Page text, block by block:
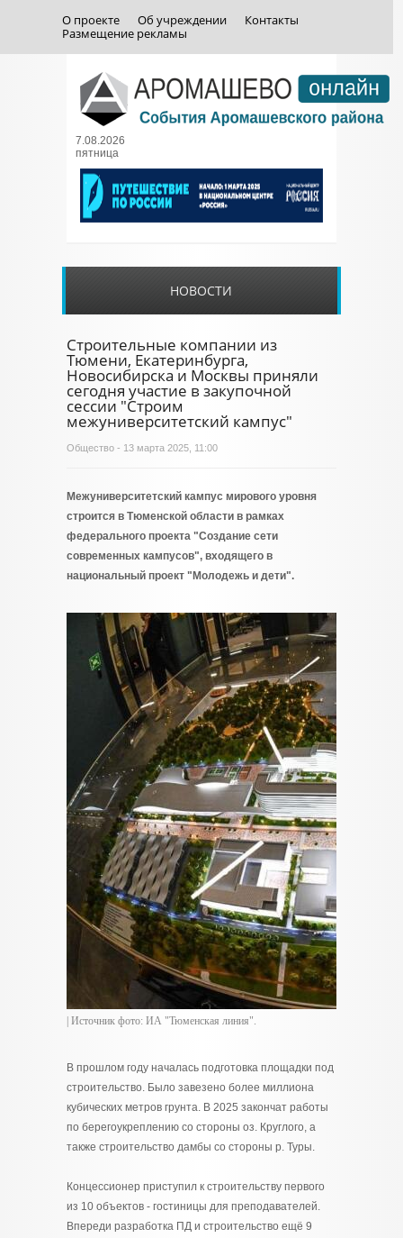
О проекте Об учреждении
Контакты
Размещение рекламы
7.08.2026
пятница
НОВОСТИ
Строительные компании из
Тюмени, Екатеринбурга,
Новосибирска и Москвы приняли
сегодня участие в закупочной
сессии "Строим
межуниверситетский кампус"
Общество - 13 марта 2025, 11:00
Межуниверситетский кампус мирового уровня
строится в Тюменской области в рамках
федерального проекта "Создание сети
современных кампусов", входящего в
национальный проект "Молодежь и дети".
| Источник фото: ИА "Тюменская линия".
В прошлом году началась подготовка площадки под
строительство. Было завезено более миллиона
кубических метров грунта. В 2025 закончат работы
по берегоукреплению со стороны оз. Круглого, а
также строительство дамбы со стороны р. Туры.
Концессионер приступил к строительству первого
из 10 объектов - гостиницы для преподавателей.
Впереди разработка ПД и строительство ещё 9